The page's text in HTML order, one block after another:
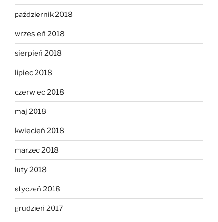
październik 2018
wrzesień 2018
sierpień 2018
lipiec 2018
czerwiec 2018
maj 2018
kwiecień 2018
marzec 2018
luty 2018
styczeń 2018
grudzień 2017